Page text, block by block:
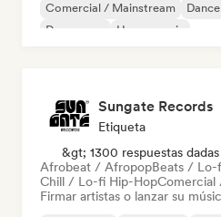
Comercial / Mainstream
Dream pop
House music
Sungate Records
Etiqueta
&gt; 1300 respuestas dadas
Afrobeat / AfropopBeats / Lo-
Chill / Lo-fi Hip-HopComercial
Firmar artistas o lanzar su